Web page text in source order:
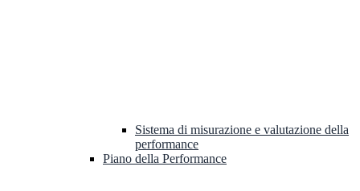
Sistema di misurazione e valutazione della
performance
Piano della Performance